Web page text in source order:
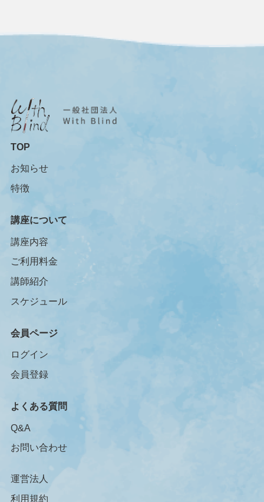
TOP
お知らせ
特徴
講座について
講座内容
ご利用料金
講師紹介
スケジュール
会員ページ
ログイン
会員登録
よくある質問
Q&A
お問い合わせ
運営法人
利用規約